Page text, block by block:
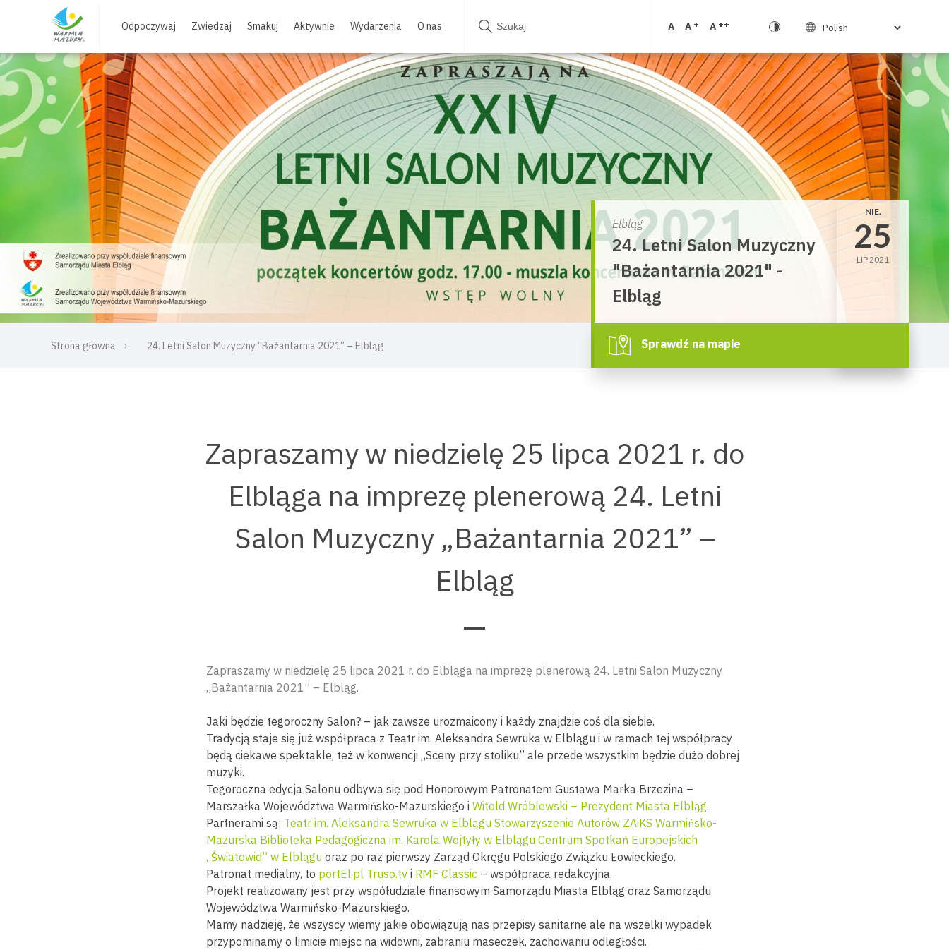
Odpoczywaj Zwiedzaj Smakuj Aktywnie Wydarzenia O nas A A + A ++
Strona główna 24. Letni Salon Muzyczny “Bażantarnia 2021” – Elbląg
Elbląg
24. Letni Salon Muzyczny
"Bażantarnia 2021" -
Elbląg
NIE.
25
LIP 2021
Sprawdź na mapie
Zapraszamy w niedzielę 25 lipca 2021 r. do
Elbląga na imprezę plenerową 24. Letni
Salon Muzyczny „Bażantarnia 2021” –
Elbląg
Zapraszamy w niedzielę 25 lipca 2021 r. do Elbląga na imprezę plenerową 24. Letni Salon Muzyczny
„Bażantarnia 2021” – Elbląg.
Jaki będzie tegoroczny Salon? – jak zawsze urozmaicony i każdy znajdzie coś dla siebie.
Tradycją staje się już współpraca z Teatr im. Aleksandra Sewruka w Elblągu i w ramach tej współpracy
będą ciekawe spektakle, też w konwencji „Sceny przy stoliku” ale przede wszystkim będzie dużo dobrej
muzyki.
Tegoroczna edycja Salonu odbywa się pod Honorowym Patronatem Gustawa Marka Brzezina –
Marszałka Województwa Warmińsko-Mazurskiego i Witold Wróblewski – Prezydent Miasta Elbląg.
Partnerami są: Teatr im. Aleksandra Sewruka w Elblągu Stowarzyszenie Autorów ZAiKS Warmińsko-
Mazurska Biblioteka Pedagogiczna im. Karola Wojtyły w Elblągu Centrum Spotkań Europejskich
„Światowid” w Elblągu oraz po raz pierwszy Zarząd Okręgu Polskiego Związku Łowieckiego.
Patronat medialny, to portEl.pl Truso.tv i RMF Classic – współpraca redakcyjna.
Projekt realizowany jest przy współudziale finansowym Samorządu Miasta Elbląg oraz Samorządu
Województwa Warmińsko-Mazurskiego.
Mamy nadzieję, że wszyscy wiemy jakie obowiązują nas przepisy sanitarne ale na wszelki wypadek
przypominamy o limicie miejsc na widowni, zabraniu maseczek, zachowaniu odległości.